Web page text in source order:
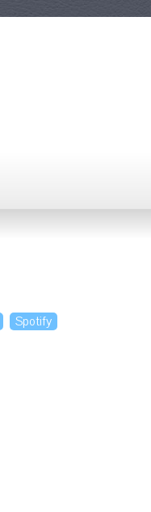
Spotify